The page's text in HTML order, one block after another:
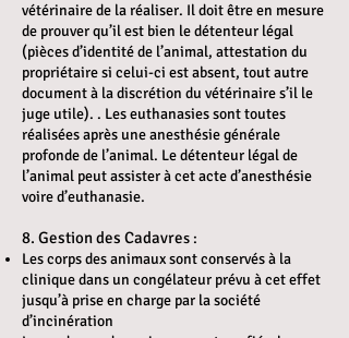
vétérinaire de la réaliser. Il doit être en mesure
de prouver qu’il est bien le détenteur légal
(pièces d’identité de l’animal, attestation du
propriétaire si celui-ci est absent, tout autre
document à la discrétion du vétérinaire s’il le
juge utile). . Les euthanasies sont toutes
réalisées après une anesthésie générale
profonde de l’animal. Le détenteur légal de
l’animal peut assister à cet acte d’anesthésie
voire d’euthanasie.
8. Gestion des Cadavres :
Les corps des animaux sont conservés à la
clinique dans un congélateur prévu à cet effet
jusqu’à prise en charge par la société
d’incinération